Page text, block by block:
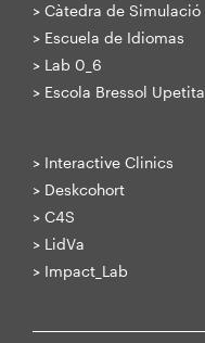
> Càtedra de Simulació
> Escuela de Idiomas
> Lab 0_6
> Escola Bressol Upetita
> Interactive Clinics
> Deskcohort
> C4S
> LidVa
> Impact_Lab